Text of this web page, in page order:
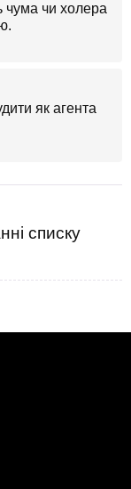
чума чи холера
як агента
списку